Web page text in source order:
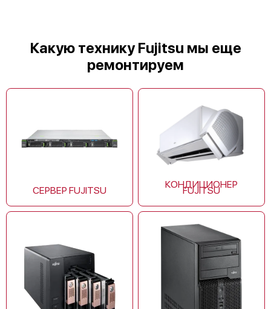
Fujitsu ASYG24KMTB
Fujitsu ASYG09KETA
Какую технику Fujitsu мы еще
ремонтируем
СЕРВЕР FUJITSU
КОНДИЦИОНЕР
FUJITSU